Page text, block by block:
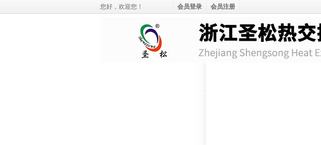
您好， 欢迎您！ 会员登录 会员注册